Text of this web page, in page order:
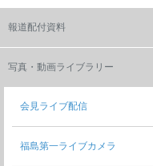
報道配付資料
写真・動画ライブラリー
会見ライブ配信
福島第一ライブカメラ